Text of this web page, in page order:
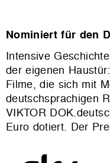
Nominiert für den
Intensive
der eigenen
Filme, die sich mit
deutschsprachigen
VIKTOR
Euro dotiert. Der